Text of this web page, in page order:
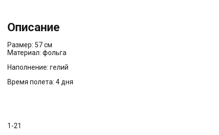
Описание
Размер: 57 см
Материал: фольга
Наполнение: гелий
Время полета: 4 дня
1-21